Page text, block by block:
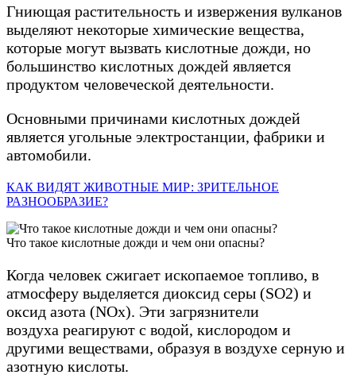
Гниющая растительность и извержения вулканов
выделяют некоторые химические вещества,
которые могут вызвать кислотные дожди, но
большинство кислотных дождей является
продуктом человеческой деятельности.
Основными причинами кислотных дождей
является угольные электростанции, фабрики и
автомобили.
КАК ВИДЯТ ЖИВОТНЫЕ МИР: ЗРИТЕЛЬНОЕ
РАЗНООБРАЗИЕ?
Что такое кислотные дожди и чем они опасны?
Когда человек сжигает ископаемое топливо, в
атмосферу выделяется диоксид серы (SO2) и
оксид азота (NOx). Эти загрязнители
воздуха реагируют с водой, кислородом и
другими веществами, образуя в воздухе серную и
азотную кислоты.